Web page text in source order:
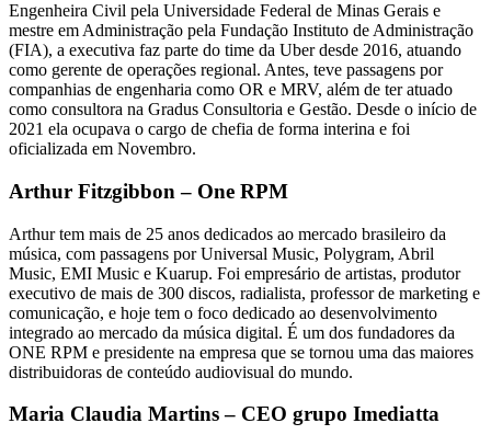
Engenheira Civil pela Universidade Federal de Minas Gerais e
mestre em Administração pela Fundação Instituto de Administração
(FIA), a executiva faz parte do time da Uber desde 2016, atuando
como gerente de operações regional. Antes, teve passagens por
companhias de engenharia como OR e MRV, além de ter atuado
como consultora na Gradus Consultoria e Gestão. Desde o início de
2021 ela ocupava o cargo de chefia de forma interina e foi
oficializada em Novembro.
Arthur Fitzgibbon – One RPM
Arthur tem mais de 25 anos dedicados ao mercado brasileiro da
música, com passagens por Universal Music, Polygram, Abril
Music, EMI Music e Kuarup. Foi empresário de artistas, produtor
executivo de mais de 300 discos, radialista, professor de marketing e
comunicação, e hoje tem o foco dedicado ao desenvolvimento
integrado ao mercado da música digital. É um dos fundadores da
ONE RPM e presidente na empresa que se tornou uma das maiores
distribuidoras de conteúdo audiovisual do mundo.
Maria Claudia Martins – CEO grupo Imediatta